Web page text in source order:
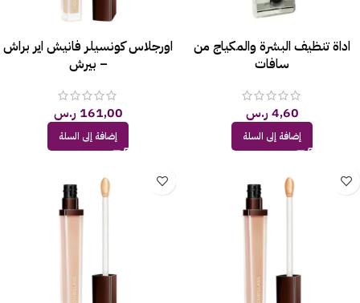
اداة تنظيف البشرة والمكياج من
سافات
4,60ر.س
إضافة إلى السلة
اورجلاس كونسيلر فانيش اير براش
– بيرش
161,00 ر.س
إضافة إلى السلة